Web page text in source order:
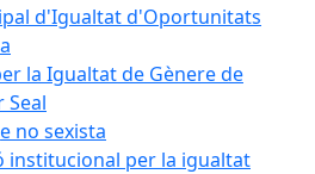
d'Igualtat d'Oportunitats
la Igualtat de Gènere de
Seal
no sexista
institucional per la igualtat